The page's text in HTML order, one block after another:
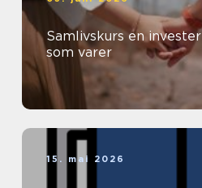
Samlivskurs en investering i forholdet
som varer
15. mai 2026